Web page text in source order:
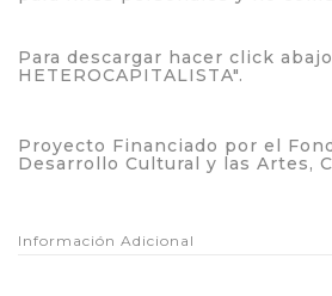
Para descargar hacer click abajo
HETEROCAPITALISTA".
Proyecto Financiado por el
Desarrollo Cultural y las Artes,
Información Adicional